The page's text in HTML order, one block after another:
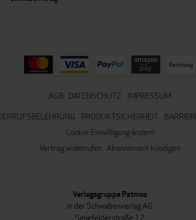
AGB DATENSCHUTZ
IMPRESSUM
PRODUKTSICHERHEIT
Cookie-Einwilligung ändern
Vertrag widerrufen Abonnement kündigen
Verlagsgruppe Patmos
in der Schwabenverlag AG
Senefelderstraße 12